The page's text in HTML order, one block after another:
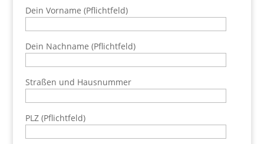
Dein Vorname (Pflichtfeld)
Dein Nachname (Pflichtfeld)
Straßen und Hausnummer
PLZ (Pflichtfeld)